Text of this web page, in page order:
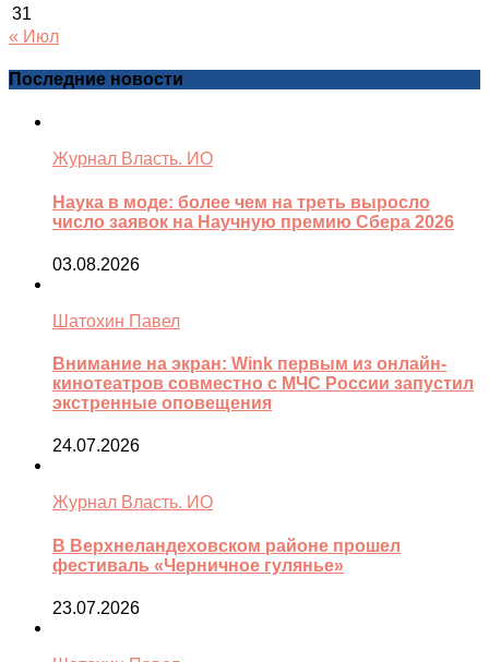
31
« Июл
Последние новости
Журнал Власть. ИО
Наука в моде: более чем на треть выросло
число заявок на Научную премию Сбера 2026
03.08.2026
Шатохин Павел
Внимание на экран: Wink первым из онлайн-
кинотеатров совместно с МЧС России запустил
экстренные оповещения
24.07.2026
Журнал Власть. ИО
В Верхнеландеховском районе прошел
фестиваль «Черничное гулянье»
23.07.2026